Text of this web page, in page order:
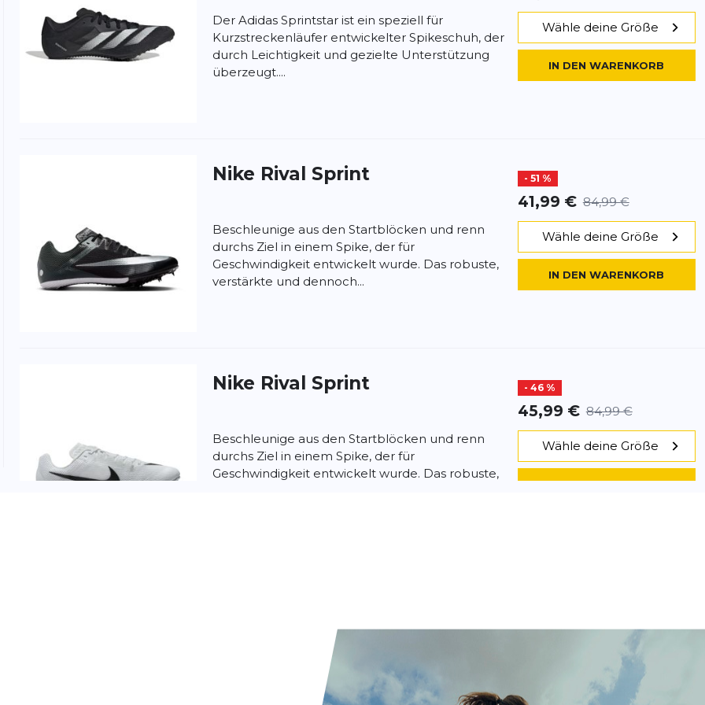
Der Adidas Sprintstar ist ein speziell für
Kurzstreckenläufer entwickelter Spikeschuh, der
durch Leichtigkeit und gezielte Unterstützung
überzeugt....
Wähle deine Größe
IN DEN WARENKORB
Nike Rival Sprint - 51 %
41,99 € 84,99 €
Beschleunige aus den Startblöcken und renn
durchs Ziel in einem Spike, der für
Geschwindigkeit entwickelt wurde. Das robuste,
verstärkte und dennoch...
Wähle deine Größe
IN DEN WARENKORB
Nike Rival Sprint - 46 %
45,99 € 84,99 €
Beschleunige aus den Startblöcken und renn
durchs Ziel in einem Spike, der für
Geschwindigkeit entwickelt wurde. Das robuste,
Wähle deine Größe
IN DEN WARENKORB
Nike Rival Sprint All Sprint-Spikes Beschleunige
aus den Startblöcken und renn durchs Ziel in
einem Spike, der für Geschwindigkeit entwickelt
Wähle deine Größe
IN DEN WARENKORB